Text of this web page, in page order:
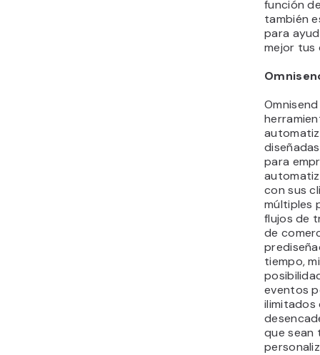
función
también
para
mejor tus
para
con sus
múltiples
flujos de
de
tiempo,
eventos
ilimitados
que sean